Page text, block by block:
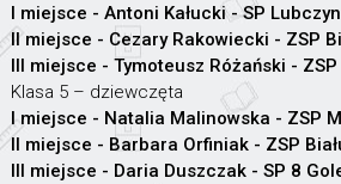
I miejsce - Antoni Kałucki - SP
II miejsce - Cezary Rakowiecki - ZSP
III miejsce - Tymoteusz Różański -
Klasa 5 – dziewczęta
I miejsce - Natalia Malinowska - ZSP
II miejsce - Barbara Orfiniak - ZSP
III miejsce - Daria Duszczak - SP 8